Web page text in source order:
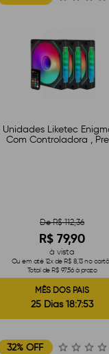
Liketec
Com Controladora ,
De R$ 112,36
R$ 79,90
à vista
Ou em até 12x de R$ 8,13 no
Total de R$ 97,56 à prazo
MÊS DOS PAIS
25 Dias 18:7:52
32% OFF